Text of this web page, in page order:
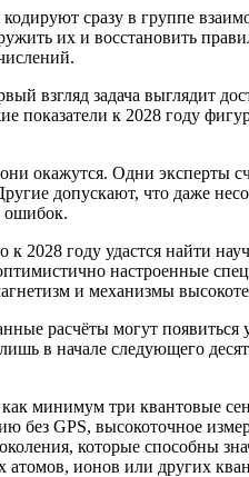
сразу в группе
их и восстановить
взгляд задача выглядит
показатели к 2028 году
окажутся. Одни эксперты
допускают, что даже
ошибок.
2028 году удастся найти
настроенные
и механизмы
расчёты могут появиться
в начале следующего
минимум три квантовые
GPS, высокоточное
которые способны
ионов или других